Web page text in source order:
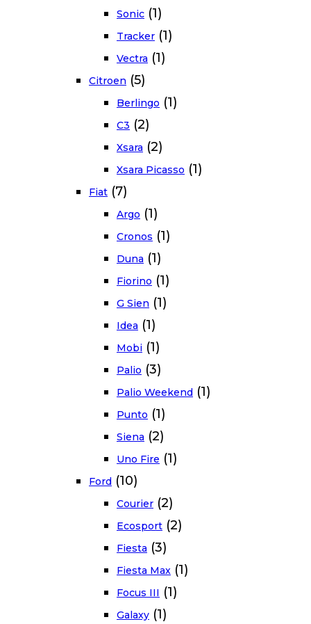
Sonic (1)
Tracker (1)
Vectra (1)
Citroen (5)
Berlingo (1)
C3 (2)
Xsara (2)
Xsara Picasso (1)
Fiat (7)
Argo (1)
Cronos (1)
Duna (1)
Fiorino (1)
G Sien (1)
Idea (1)
Mobi (1)
Palio (3)
Palio Weekend (1)
Punto (1)
Siena (2)
Uno Fire (1)
Ford (10)
Courier (2)
Ecosport (2)
Fiesta (3)
Fiesta Max (1)
Focus III (1)
Galaxy (1)